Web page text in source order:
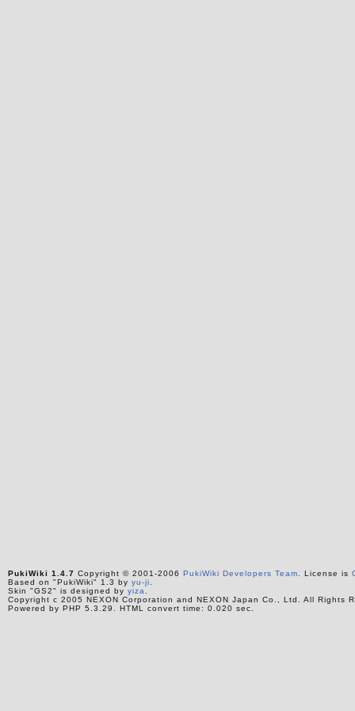
PukiWiki 1.4.7 Copyright © 2001-2006 PukiWiki Developers Team . License is
Based on "PukiWiki" 1.3 by yu-ji
Skin "GS2" is designed by yiza
Copyright c 2005 NEXON Corporation and NEXON Japan Co., Ltd. All Rights
Powered by PHP 5.3.29. HTML convert time: 0.020 sec.